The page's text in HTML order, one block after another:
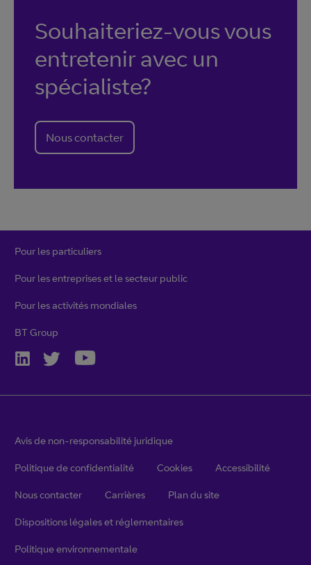
Souhaiteriez-vous vous
entretenir avec un
spécialiste?
Nous contacter
Pour les particuliers
Pour les entreprises et le secteur public
Pour les activités mondiales
BT Group
Avis de non-responsabilité juridique
Politique de confidentialité Cookies Accessibilité
Nous contacter Carrières Plan du site
Dispositions légales et réglementaires
Politique environnementale